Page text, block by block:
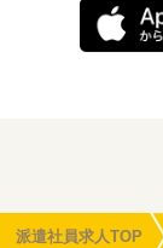
派遣社員求人TOP